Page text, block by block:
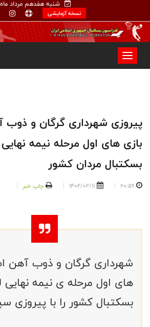
شنبه هفدهم مرداد ماه
نسخه آزمایشی
پیروزی شهرداری گرگان و
بازی های اول مرحله نیمه
بسکتبال مردان کشور
20:59
1402/02/11 چاپ خبر
شهرداری گرگان و ذوب آهن
های اول مرحله ی نیمه نهایی
بسکتبال کشور را با پیروزی